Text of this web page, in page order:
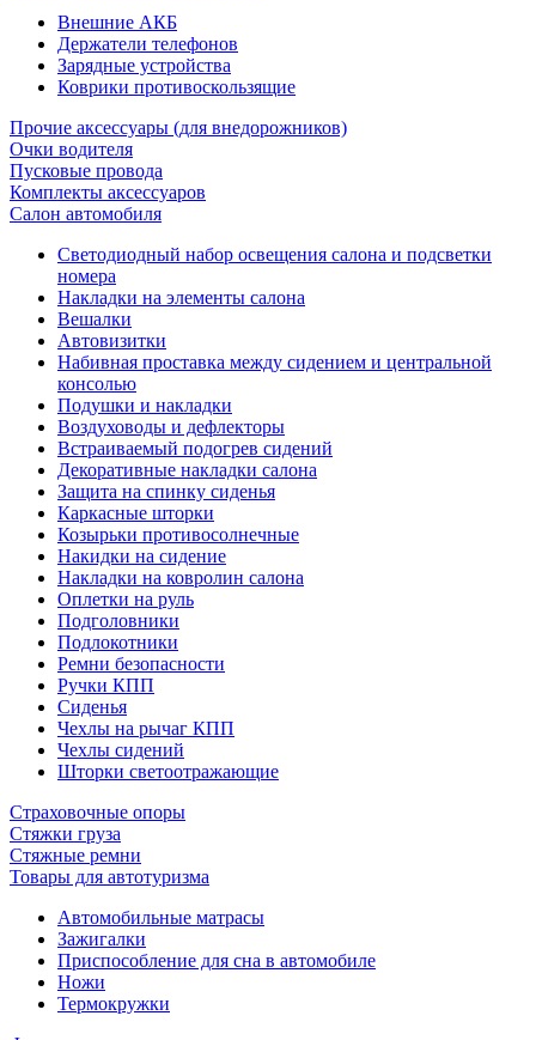
Внешние АКБ
Держатели телефонов
Зарядные устройства
Коврики противоскользящие
Прочие аксессуары (для внедорожников)
Очки водителя
Пусковые провода
Комплекты аксессуаров
Салон автомобиля
Светодиодный набор освещения салона и подсветки
номера
Накладки на элементы салона
Вешалки
Автовизитки
Набивная проставка между сидением и центральной
консолью
Подушки и накладки
Воздуховоды и дефлекторы
Встраиваемый подогрев сидений
Декоративные накладки салона
Защита на спинку сиденья
Каркасные шторки
Козырьки противосолнечные
Накидки на сидение
Накладки на ковролин салона
Оплетки на руль
Подголовники
Подлокотники
Ремни безопасности
Ручки КПП
Сиденья
Чехлы на рычаг КПП
Чехлы сидений
Шторки светоотражающие
Страховочные опоры
Стяжки груза
Стяжные ремни
Товары для автотуризма
Автомобильные матрасы
Зажигалки
Приспособление для сна в автомобиле
Ножи
Термокружки